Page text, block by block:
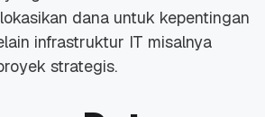
dana untuk kepentingan
infrastruktur IT misalnya
strategis.